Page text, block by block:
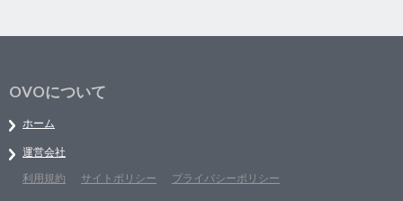
OVOについて
ホーム
運営会社
利用規約
サイトポリシー プライバシーポリシー